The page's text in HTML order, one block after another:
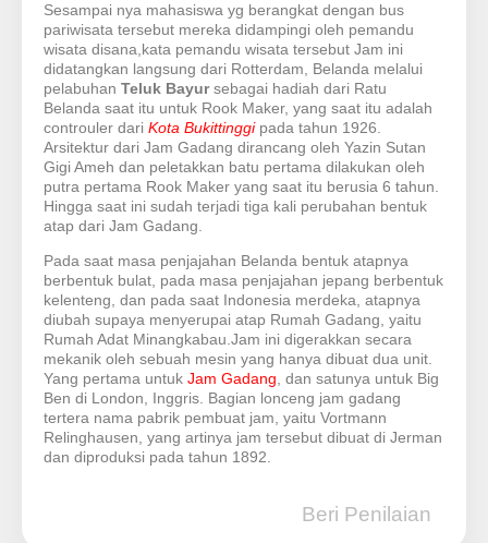
Sesampai nya mahasiswa yg berangkat dengan bus
pariwisata tersebut mereka didampingi oleh pemandu
wisata disana,kata pemandu wisata tersebut Jam ini
didatangkan langsung dari Rotterdam, Belanda melalui
pelabuhan Teluk Bayursebagai hadiah dari Ratu
Belanda saat itu untuk Rook Maker, yang saat itu adalah
controuler dari Kota Bukittinggipada tahun 1926.
Arsitektur dari Jam Gadang dirancang oleh Yazin Sutan
Gigi Ameh dan peletakkan batu pertama dilakukan oleh
putra pertama Rook Maker yang saat itu berusia 6 tahun.
Hingga saat ini sudah terjadi tiga kali perubahan bentuk
atap dari Jam Gadang.
Pada saat masa penjajahan Belanda bentuk atapnya
berbentuk bulat, pada masa penjajahan jepang berbentuk
kelenteng, dan pada saat Indonesia merdeka, atapnya
diubah supaya menyerupai atap Rumah Gadang, yaitu
Rumah Adat Minangkabau.Jam ini digerakkan secara
mekanik oleh sebuah mesin yang hanya dibuat dua unit.
Yang pertama untuk Jam Gadang, dan satunya untuk Big
Ben di London, Inggris. Bagian lonceng jam gadang
tertera nama pabrik pembuat jam, yaitu Vortmann
Relinghausen, yang artinya jam tersebut dibuat di Jerman
dan diproduksi pada tahun 1892.
Beri Penilaian